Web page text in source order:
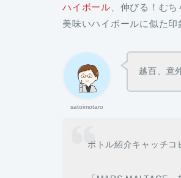
ハイボール 伸びる！むち
美味いハイボールに似た印
satoimotaro
越百、意
ボトル紹介キャッチコ